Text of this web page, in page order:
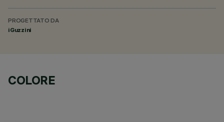
PROGETTATO DA
iGuzzini
COLORE